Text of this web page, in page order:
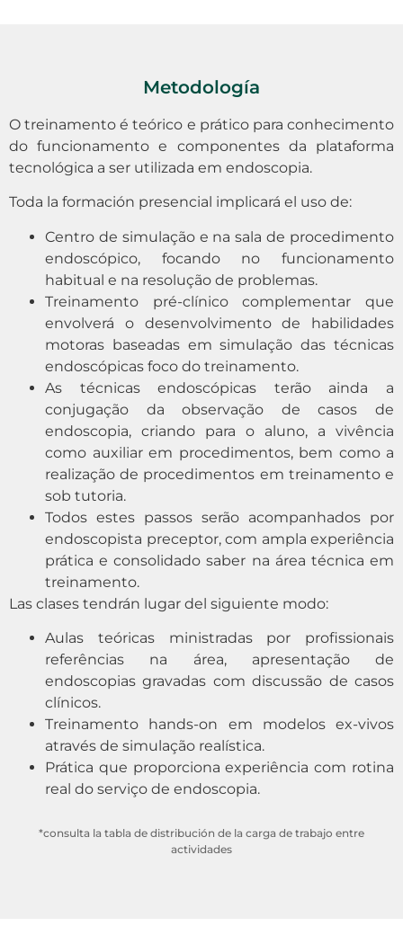
Metodología
O treinamento é teórico e prático para conhecimento
do funcionamento e componentes da plataforma
tecnológica a ser utilizada em endoscopia.
Toda la formación presencial implicará el uso de:
Centro de simulação e na sala de procedimento
endoscópico, focando no funcionamento
habitual e na resolução de problemas.
Treinamento pré-clínico complementar que
envolverá o desenvolvimento de habilidades
motoras baseadas em simulação das técnicas
endoscópicas foco do treinamento.
As técnicas endoscópicas terão ainda a
conjugação da observação de casos de
endoscopia, criando para o aluno, a vivência
como auxiliar em procedimentos, bem como a
realização de procedimentos em treinamento e
sob tutoria.
Todos estes passos serão acompanhados por
endoscopista preceptor, com ampla experiência
prática e consolidado saber na área técnica em
treinamento.
Las clases tendrán lugar del siguiente modo:
Aulas teóricas ministradas por profissionais
referências na área, apresentação de
endoscopias gravadas com discussão de casos
clínicos.
Treinamento hands-on em modelos ex-vivos
através de simulação realística.
Prática que proporciona experiência com rotina
real do serviço de endoscopia.
*consulta la tabla de distribución de la carga de trabajo entre
actividades